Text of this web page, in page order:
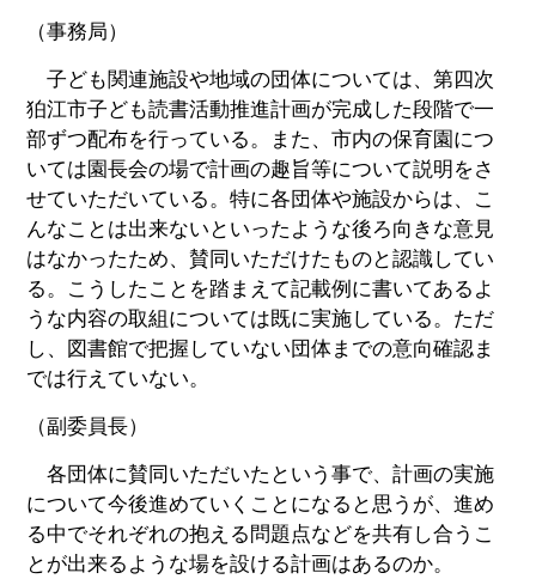
（事務局）
子ども関連施設や地域の団体については、第四次
狛江市子ども読書活動推進計画が完成した段階で一
部ずつ配布を行っている。また、市内の保育園につ
いては園長会の場で計画の趣旨等について説明をさ
せていただいている。特に各団体や施設からは、こ
んなことは出来ないといったような後ろ向きな意見
はなかったため、賛同いただけたものと認識してい
る。こうしたことを踏まえて記載例に書いてあるよ
うな内容の取組については既に実施している。ただ
し、図書館で把握していない団体までの意向確認ま
では行えていない。
（副委員長）
各団体に賛同いただいたという事で、計画の実施
について今後進めていくことになると思うが、進め
る中でそれぞれの抱える問題点などを共有し合うこ
とが出来るような場を設ける計画はあるのか。